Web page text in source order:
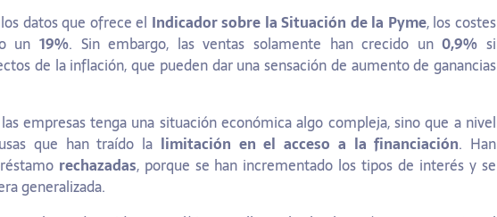
datos que ofrece el Indicador sobre la Situación de la Pyme, los costes
un 19%. Sin embargo, las ventas solamente han crecido un0,9% si
de la inflación, que pueden dar una sensación de aumento de ganancias
empresas tenga una situación económica algo compleja, sino que a nivel
que han traído la limitación en el acceso a la financiación. Han
rechazadas, porque se han incrementado los tipos de interés y se
generalizada.